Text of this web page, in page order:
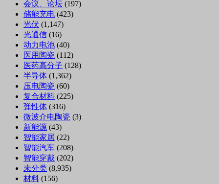
会议、论坛 (197)
储能充电 (423)
光伏 (1,147)
光通信 (16)
动力电池 (40)
医用陶瓷 (112)
医药高分子 (128)
半导体 (1,362)
压电陶瓷 (60)
复合材料 (225)
弹性体 (316)
微波介电陶瓷 (3)
新能源 (43)
智能家居 (22)
智能汽车 (208)
智能穿戴 (202)
未分类 (8,935)
材料 (156)